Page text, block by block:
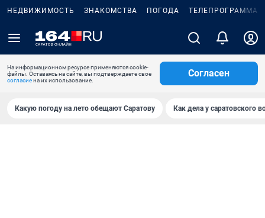
НЕДВИЖИМОСТЬ ЗНАКОМСТВА ПОГОДА ТЕЛЕПРОГРАММА
На информационном ресурсе применяются cookie-
файлы. Оставаясь на сайте, вы подтверждаете свое
согласиена их использование.
Согласен
Какую погоду на лето обещают Саратову Как дела у саратовского